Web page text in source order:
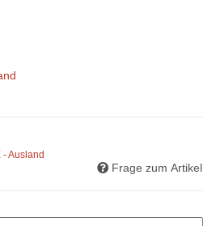
- Ausland
Frage zum Artikel